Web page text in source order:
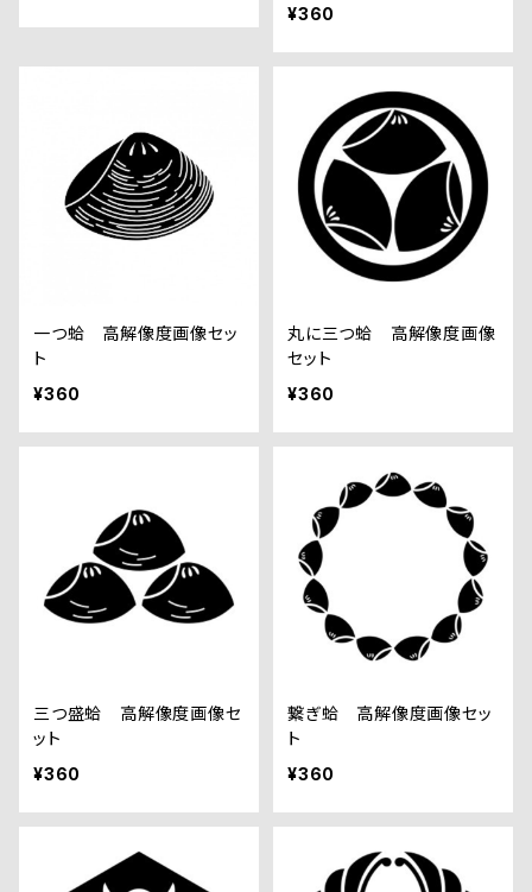
¥360
一つ蛤 高解像度画像セッ
ト
¥360
丸に三つ蛤 高解像度画像
セット
¥360
三つ盛蛤 高解像度画像セ
ット
¥360
繋ぎ蛤 高解像度画像セッ
ト
¥360